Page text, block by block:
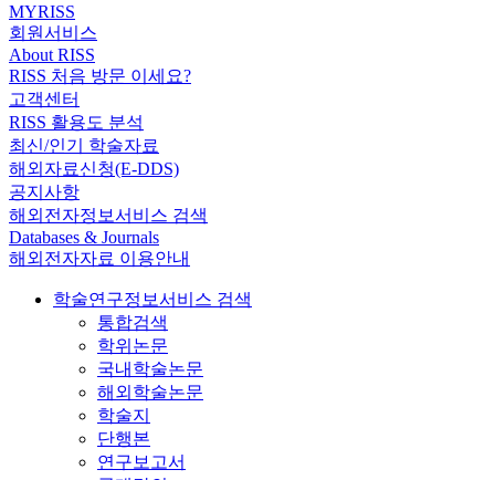
MYRISS
회원서비스
About RISS
RISS 처음 방문 이세요?
고객센터
RISS 활용도 분석
최신/인기 학술자료
해외자료신청(E-DDS)
공지사항
해외전자정보서비스 검색
Databases & Journals
해외전자자료 이용안내
학술연구정보서비스 검색
통합검색
학위논문
국내학술논문
해외학술논문
학술지
단행본
연구보고서